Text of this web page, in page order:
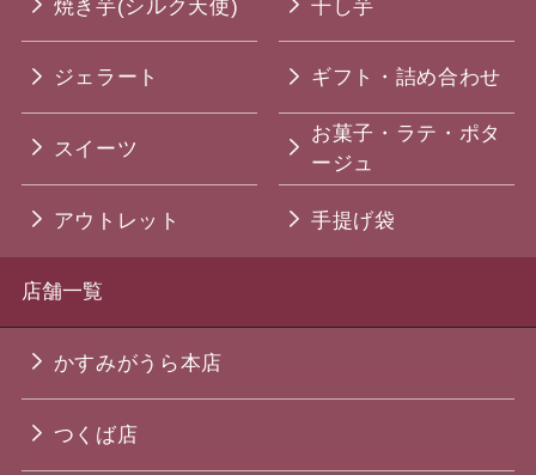
焼き芋(シルク天使) 干し芋
ジェラート ギフト・詰め合わせ
スイーツ
お菓子・ラテ・ポタ
ージュ
アウトレット 手提げ袋
店舗一覧
かすみがうら本店
つくば店